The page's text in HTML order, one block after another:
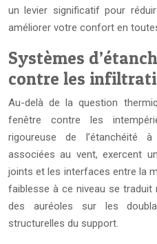
un levier significatif pour
améliorer votre confort en
Systèmes
contre les
Au-delà de la question
fenêtre contre les
rigoureuse de l’étanchéité
associées au vent, exercent
joints et les interfaces entre la
faiblesse à ce niveau se traduit
des auréoles sur les
structurelles du support.